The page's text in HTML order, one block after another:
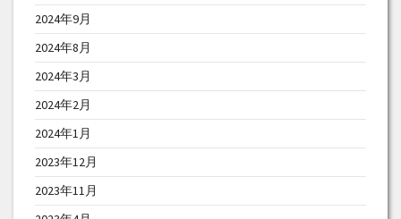
2024年9月
2024年8月
2024年3月
2024年2月
2024年1月
2023年12月
2023年11月